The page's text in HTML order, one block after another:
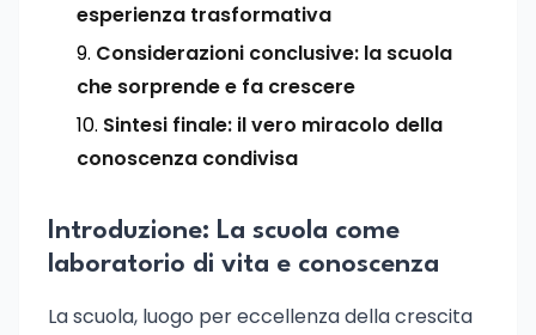
esperienza trasformativa
Considerazioni conclusive: la scuola
che sorprende e fa crescere
Sintesi finale: il vero miracolo della
conoscenza condivisa
Introduzione: La scuola come
laboratorio di vita e conoscenza
La scuola, luogo per eccellenza della crescita